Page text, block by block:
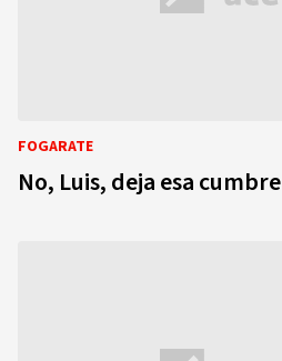
FOGARATE
No, Luis, deja esa cumbre